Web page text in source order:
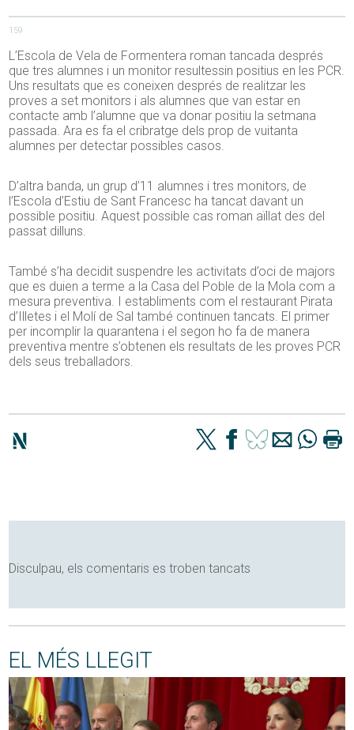
159
L’Escola de Vela de Formentera roman tancada després
que tres alumnes i un monitor resultessin positius en les PCR.
Uns resultats que es coneixen després de realitzar les
proves a set monitors i als alumnes que van estar en
contacte amb l’alumne que va donar positiu la setmana
passada. Ara es fa el cribratge dels prop de vuitanta
alumnes per detectar possibles casos.
D’altra banda, un grup d’11 alumnes i tres monitors, de
l’Escola d’Estiu de Sant Francesc ha tancat davant un
possible positiu. Aquest possible cas roman aïllat des del
passat dilluns.
També s’ha decidit suspendre les activitats d’oci de majors
que es duien a terme a la Casa del Poble de la Mola com a
mesura preventiva. I establiments com el restaurant Pirata
d’Illetes i el Molí de Sal també continuen tancats. El primer
per incomplir la quarantena i el segon ho fa de manera
preventiva mentre s’obtenen els resultats de les proves PCR
dels seus treballadors.
Disculpau, els comentaris es troben tancats
EL MÉS LLEGIT